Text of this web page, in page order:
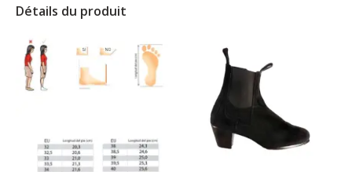
Détails du produit